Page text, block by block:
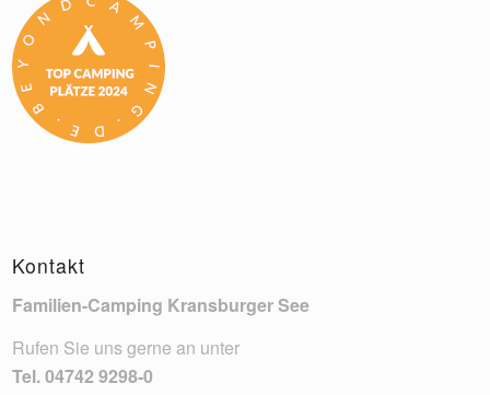
Kontakt
Familien-Camping Kransburger See
Rufen Sie uns gerne an unter
Tel.04742 9298-0